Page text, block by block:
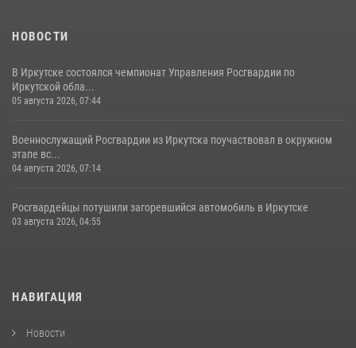
НОВОСТИ
В Иркутске состоялся чемпионат Управления Росгвардии по
Иркутской обла...
05 августа 2026, 07:44
Военнослужащий Росгвардии из Иркутска поучаствовал в окружном
этапе вс...
04 августа 2026, 07:14
Росгвардейцы потушили загоревшийся автомобиль в Иркутске
03 августа 2026, 04:55
НАВИГАЦИЯ
Новости